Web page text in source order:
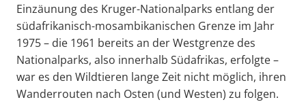
Einzäunung des Kruger-Nationalparks entlang der
südafrikanisch-mosambikanischen Grenze im Jahr
1975 – die 1961 bereits an der Westgrenze des
Nationalparks, also innerhalb Südafrikas, erfolgte –
war es den Wildtieren lange Zeit nicht möglich, ihren
Wanderrouten nach Osten (und Westen) zu folgen.